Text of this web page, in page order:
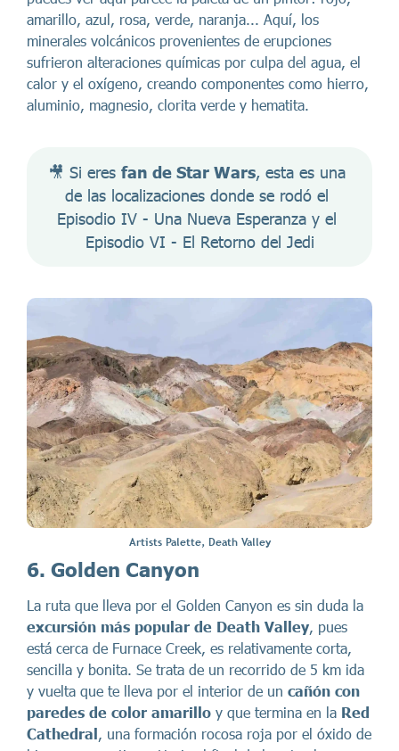
amarillo, azul, rosa, verde, naranja... Aquí, los
minerales volcánicos provenientes de erupciones
sufrieron alteraciones químicas por culpa del agua, el
calor y el oxígeno, creando componentes como hierro,
aluminio, magnesio, clorita verde y hematita.
🎥 Si eres fan de Star Wars, esta es una
de las localizaciones donde se rodó el
Episodio IV - Una Nueva Esperanza y el
Episodio VI - El Retorno del Jedi
Artists Palette, Death Valley
6. Golden Canyon
La ruta que lleva por el Golden Canyon es sin duda la
excursión más popular de Death Valley, pues
está cerca de Furnace Creek, es relativamente corta,
sencilla y bonita. Se trata de un recorrido de 5 km ida
y vuelta que te lleva por el interior de un cañón con
paredes de color amarillo y que termina en la Red
Cathedral, una formación rocosa roja por el óxido de